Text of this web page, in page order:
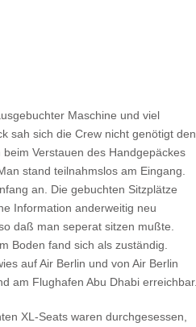
Maschine und viel
sah sich die Crew nicht genötigt den
beim Verstauen des Handgepäckes
stand teilnahmslos am Eingang.
an. Die gebuchten Sitzplätze
Information anderweitig neu
daß man seperat sitzen mußte.
Boden fand sich als zuständig.
auf Air Berlin und von Air Berlin
am Flughafen Abu Dhabi erreichbar.
XL-Seats waren durchgesessen,